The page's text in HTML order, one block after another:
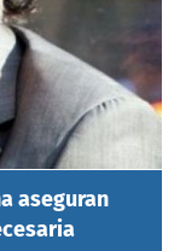
aseguran